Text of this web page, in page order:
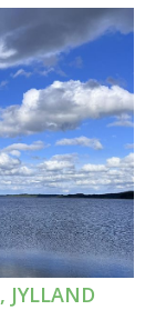
, JYLLAND